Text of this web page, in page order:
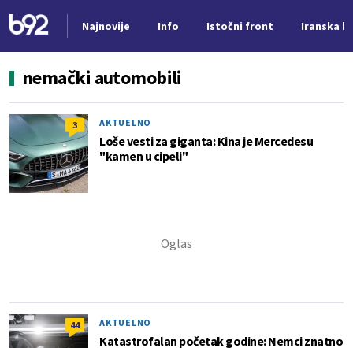
Najnovije Info Istočni front Iranska
nemački automobili
3 AKTUELNO
Loše vesti za giganta: Kina je Mercedesu
"kamen u cipeli"
44 AKTUELNO
Katastrofalan početak godine: Nemci znatno